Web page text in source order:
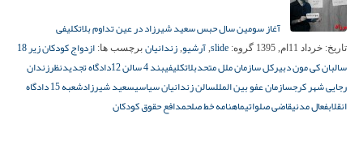
آغاز سومین سال حبس سعید شیرزاد در عین تداوم بلاتکلیفی
تاریخ: خرداد 11ام, 1395 گروه: slide
, آرشیو, زندانیان برچسب ها:
ازدواج کودکان زیر 18
سالبان کی مون دبيركل سازمان ملل متحدبلاتکلیفیبند 4 سالن 12 دادگاه تجدیدنظرزندان
رجایی شهر کرجسازمان عفو بین المللسالن زندانیان سیاسیسعید شیرزاد
شعبه 15 دادگاه
انقلابفعال مدنیقاضی صلواتیماهنامه خط صلحمدافع حقوق کودکان